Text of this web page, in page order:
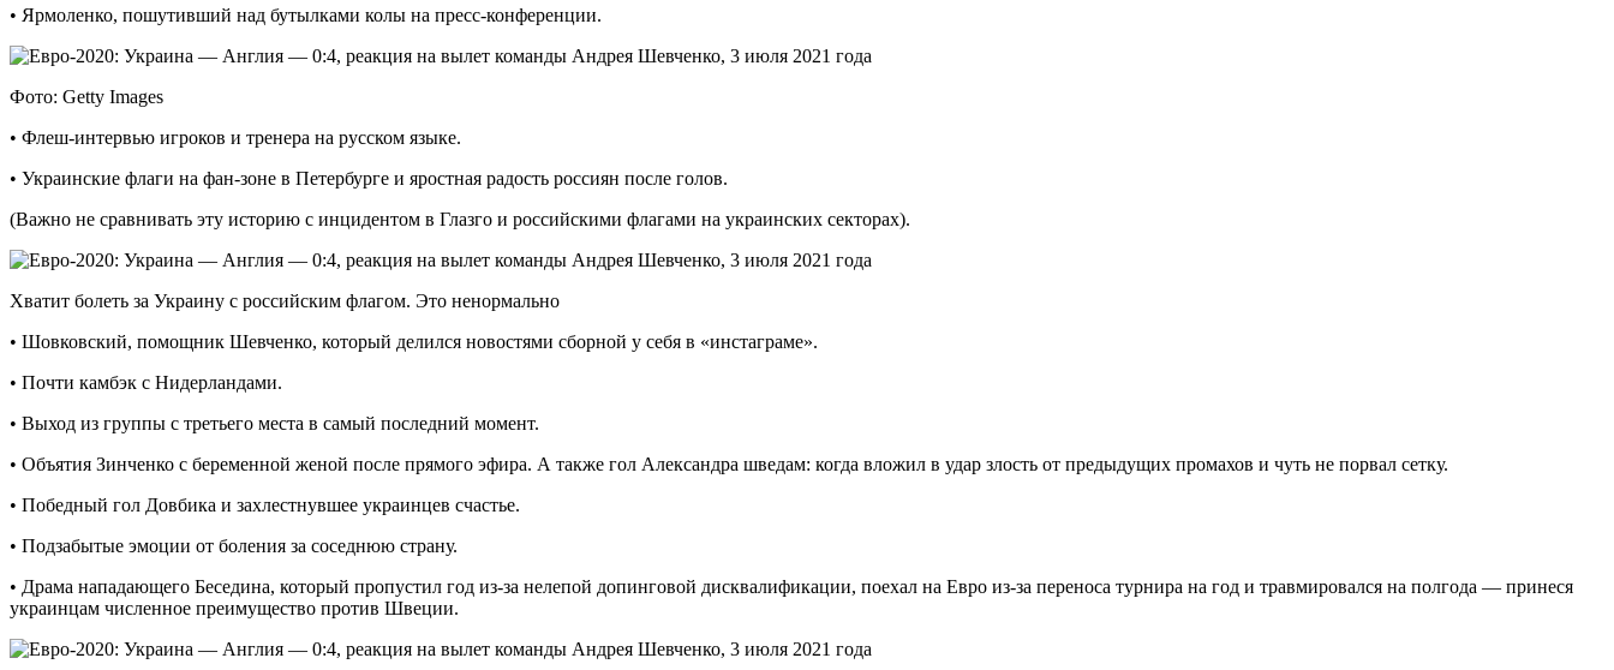
• Ярмоленко, пошутивший над бутылками колы на пресс-конференции.
Фото: Getty Images
• Флеш-интервью игроков и тренера на русском языке.
• Украинские флаги на фан-зоне в Петербурге и яростная радость россиян после голов.
(Важно не сравнивать эту историю с инцидентом в Глазго и российскими флагами на украинских секторах).
Хватит болеть за Украину с российским флагом. Это ненормально
• Шовковский, помощник Шевченко, который делился новостями сборной у себя в «инстаграме».
• Почти камбэк с Нидерландами.
• Выход из группы с третьего места в самый последний момент.
• Объятия Зинченко с беременной женой после прямого эфира. А также гол Александра шведам: когда вложил в удар злость от предыдущих промахов и чуть не порвал сетку.
• Победный гол Довбика и захлестнувшее украинцев счастье.
• Подзабытые эмоции от боления за соседнюю страну.
• Драма нападающего Беседина, который пропустил год из-за нелепой допинговой дисквалификации, поехал на Евро из-за переноса турнира на год и травмировался на полгода — принеся
украинцам численное преимущество против Швеции.